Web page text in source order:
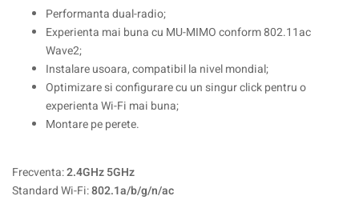
Performanta dual-radio;
Experienta mai buna cu MU-MIMO conform 802.11ac
Wave2;
Instalare usoara, compatibil la nivel mondial;
Optimizare si configurare cu un singur click pentru o
experienta Wi-Fi mai buna;
Montare pe perete.
Frecventa:2.4GHz 5GHz
Standard Wi-Fi:802.1a/b/g/n/ac